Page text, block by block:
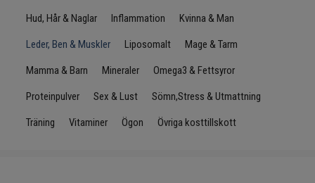
Hudvård
Infrarött Ljus
Vattenrening & Övrigt
Hud, Hår & Naglar Inflammation Kvinna & Man
Leder, Ben & Muskler Liposomalt Mage & Tarm
Mamma & Barn Mineraler Omega3 & Fettsyror
Proteinpulver Sex & Lust Sömn,Stress & Utmattning
Träning Vitaminer Ögon Övriga kosttillskott